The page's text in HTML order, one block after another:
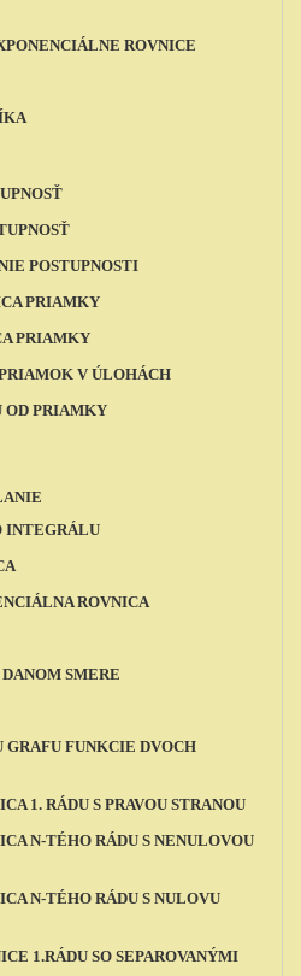
ROVNICE
POSTUPNOSTI
PRIAMKY
PRIAMKY
V ÚLOHÁCH
OD PRIAMKY
INTEGRÁLU
ROVNICA
SMERE
FUNKCIE DVOCH
1. RÁDU S PRAVOU STRANOU
N-TÉHO RÁDU S NENULOVOU
N-TÉHO RÁDU S NULOVU
1.RÁDU SO SEPAROVANÝMI